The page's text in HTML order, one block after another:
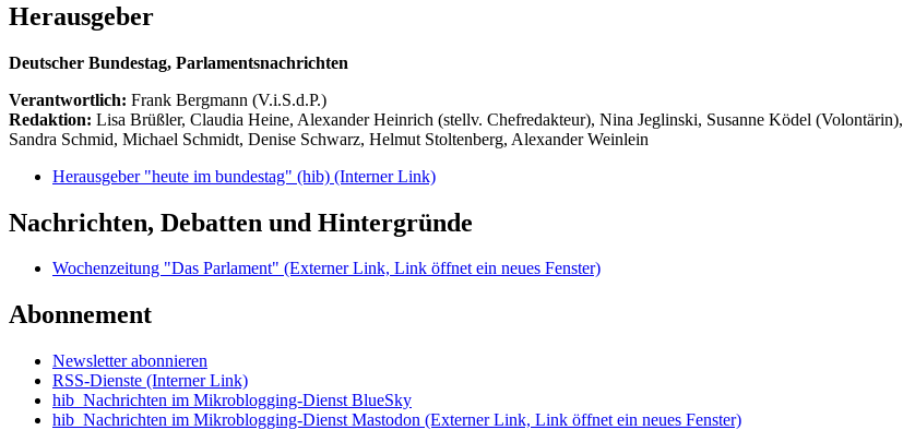
Herausgeber
Deutscher Bundestag, Parlamentsnachrichten
Verantwortlich: Frank Bergmann (V.i.S.d.P.)
Redaktion: Lisa Brüßler, Claudia Heine, Alexander Heinrich (stellv. Chefredakteur), Nina Jeglinski, Susanne Ködel (Volontärin),
Sandra Schmid, Michael Schmidt, Denise Schwarz, Helmut Stoltenberg, Alexander Weinlein
Herausgeber "heute im bundestag" (hib) (Interner Link)
Nachrichten, Debatten und Hintergründe
Wochenzeitung "Das Parlament" (Externer Link, Link öffnet ein neues Fenster)
Abonnement
Newsletter abonnieren
RSS-Dienste (Interner Link)
hib_Nachrichten im Mikroblogging-Dienst BlueSky
hib_Nachrichten im Mikroblogging-Dienst Mastodon (Externer Link, Link öffnet ein neues Fenster)